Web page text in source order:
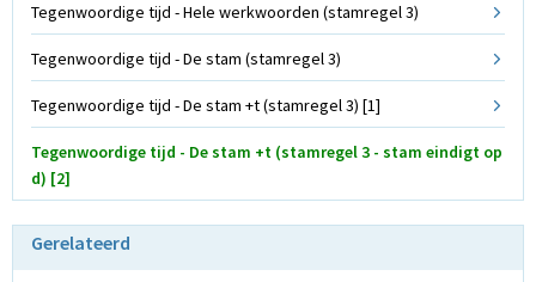
Tegenwoordige tijd - Hele werkwoorden (stamregel 3)
Tegenwoordige tijd - De stam (stamregel 3)
Tegenwoordige tijd - De stam +t (stamregel 3) [1]
Tegenwoordige tijd - De stam +t (stamregel 3 - stam eindigt op
d) [2]
Gerelateerd